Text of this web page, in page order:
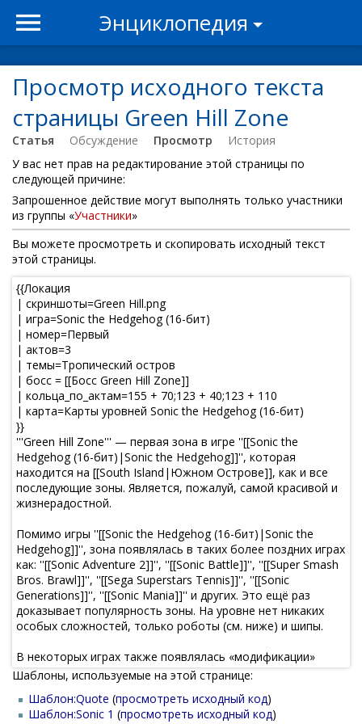
Энциклопедия
Просмотр исходного текста
страницы Green Hill Zone
Статья Обсуждение Просмотр
История
У вас нет прав на редактирование этой страницы по
следующей причине:
Запрошенное действие могут выполнять только участники
из группы «Участники»
Вы можете просмотреть и скопировать исходный текст
этой страницы.
Шаблоны, используемые на этой странице:
Шаблон:Quote (просмотреть исходный код)
Шаблон:Sonic 1 (просмотреть исходный код)